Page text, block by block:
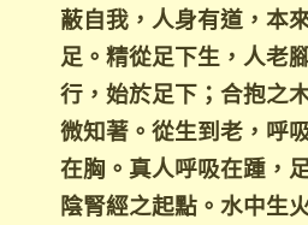
蔽自我，人身有道，本
足。精從足下生，人老
行，始於足下；合抱之
微知著。從生到老，呼
在胸。真人呼吸在踵，
陰腎經之起點。水中生